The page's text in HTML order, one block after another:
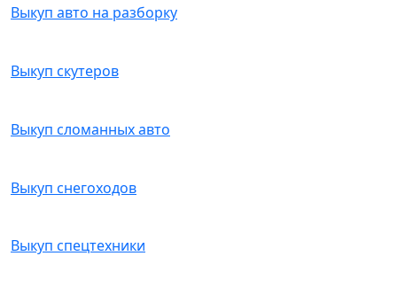
Выкуп авто на разборку
Выкуп скутеров
Выкуп сломанных авто
Выкуп снегоходов
Выкуп спецтехники